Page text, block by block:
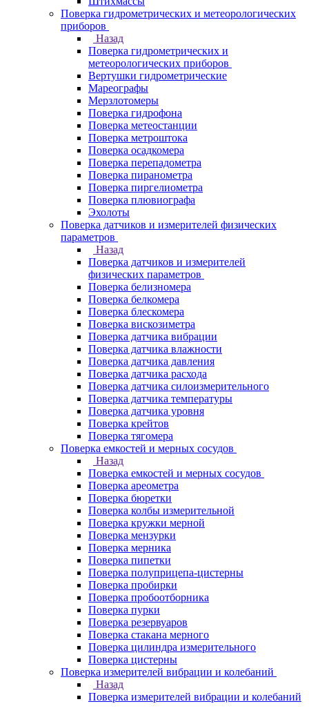
Поверка гидрометрических и метеорологических
приборов
Назад
Поверка гидрометрических и
метеорологических приборов
Вертушки гидрометрические
Мареографы
Мерзлотомеры
Поверка гидрофона
Поверка метеостанции
Поверка метроштока
Поверка осадкомера
Поверка перепадометра
Поверка пиранометра
Поверка пиргелиометра
Поверка плювиографа
Эхолоты
Поверка датчиков и измерителей физических
параметров
Назад
Поверка датчиков и измерителей
физических параметров
Поверка белизномера
Поверка белкомера
Поверка блескомера
Поверка вискозиметра
Поверка датчика вибрации
Поверка датчика влажности
Поверка датчика давления
Поверка датчика расхода
Поверка датчика силоизмерительного
Поверка датчика температуры
Поверка датчика уровня
Поверка крейтов
Поверка тягомера
Поверка емкостей и мерных сосудов
Назад
Поверка емкостей и мерных сосудов
Поверка ареометра
Поверка бюретки
Поверка колбы измерительной
Поверка кружки мерной
Поверка мензурки
Поверка мерника
Поверка пипетки
Поверка полуприцепа-цистерны
Поверка пробирки
Поверка пробоотборника
Поверка пурки
Поверка резервуаров
Поверка стакана мерного
Поверка цилиндра измерительного
Поверка цистерны
Поверка измерителей вибрации и колебаний
Назад
Поверка измерителей вибрации и колебаний